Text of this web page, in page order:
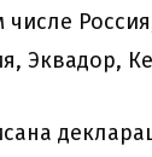
числе
Эквадор,